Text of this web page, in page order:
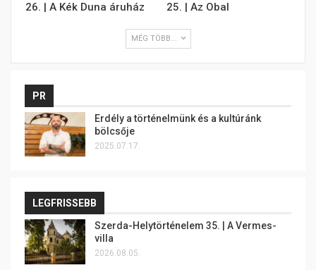
26. | A Kék Duna áruház
25. | Az Obal
MÉG TÖBB...
PR
Erdély a történelmünk és a kultúránk
bölcsője
2025.07.17.
LEGFRISSEBB
Szerda-Helytörténelem 35. | A Vermes-
villa
2026.08.05.